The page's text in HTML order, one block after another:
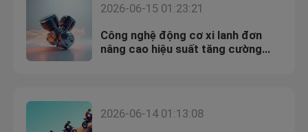
2026-06-15 01:23:21
Công nghệ động cơ xi lanh đơn
nâng cao hiệu suất tăng cường
2026-06-14 01:13:08